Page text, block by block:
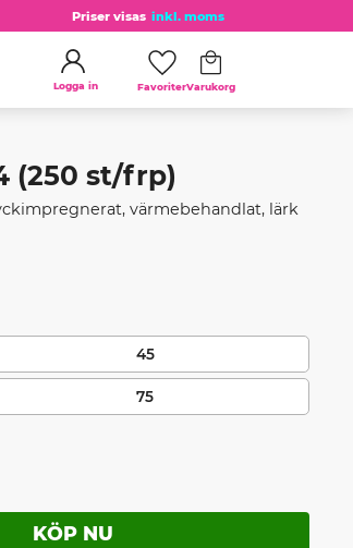
Priser visas inkl. moms
Logga in
Favoriter
Kundvagn
(250 st/frp)
värmebehandlat, lärk
45
75